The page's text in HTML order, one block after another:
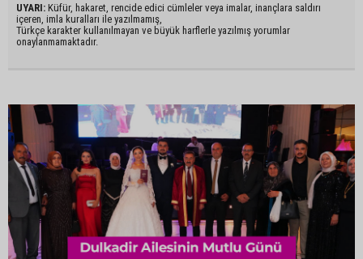
UYARI: Küfür, hakaret, rencide edici cümleler veya imalar, inançlara saldırı
içeren, imla kuralları ile yazılmamış,
Türkçe karakter kullanılmayan ve büyük harflerle yazılmış yorumlar
onaylanmamaktadır.